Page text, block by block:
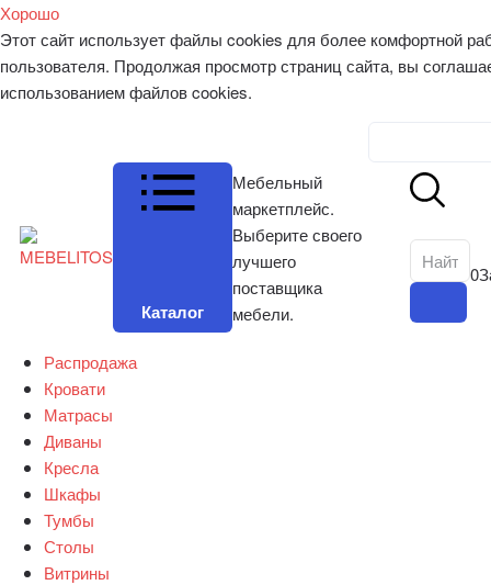
Хорошо
Этот сайт использует файлы cookies для более комфортной
пользователя. Продолжая просмотр страниц сайта, вы
использованием файлов cookies.
Каталог
Мебельный
маркетплейс.
Выберите своего
лучшего
поставщика
мебели.
0
Распродажа
Кровати
Матрасы
Диваны
Кресла
Шкафы
Тумбы
Столы
Витрины